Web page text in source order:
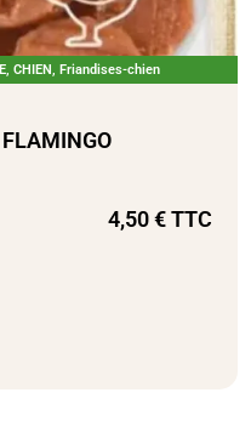
, CHIEN, Friandises-chien
4,50€TTC